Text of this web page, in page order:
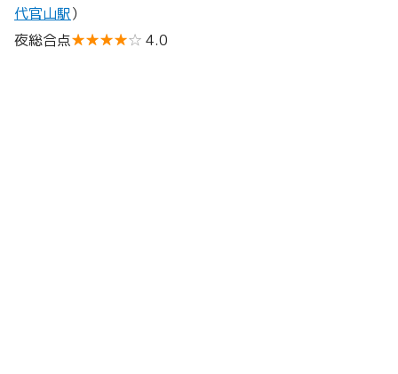
代官山駅）
夜総合点★★★★☆ 4.0